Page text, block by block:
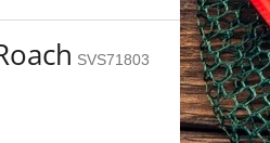
SVS71803